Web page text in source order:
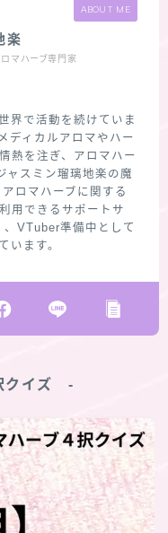
ABOUT ME
楽
マハーブ専門家
界で活動を続けていま
ディカルアロマやハー
熱を注ぎ、アロマハー
ャスミン瑠璃地楽の魔
ロマハーブに関する
用できるサポートサ
VTuber準備中として
います。
クイズ ‐